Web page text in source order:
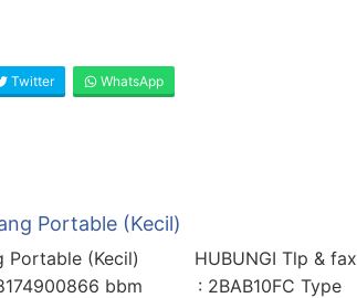
Twitter WhatsApp
Portable (Kecil)
Portable (Kecil) HUBUNGI Tlp & fax
bbm : 2BAB10FC Type